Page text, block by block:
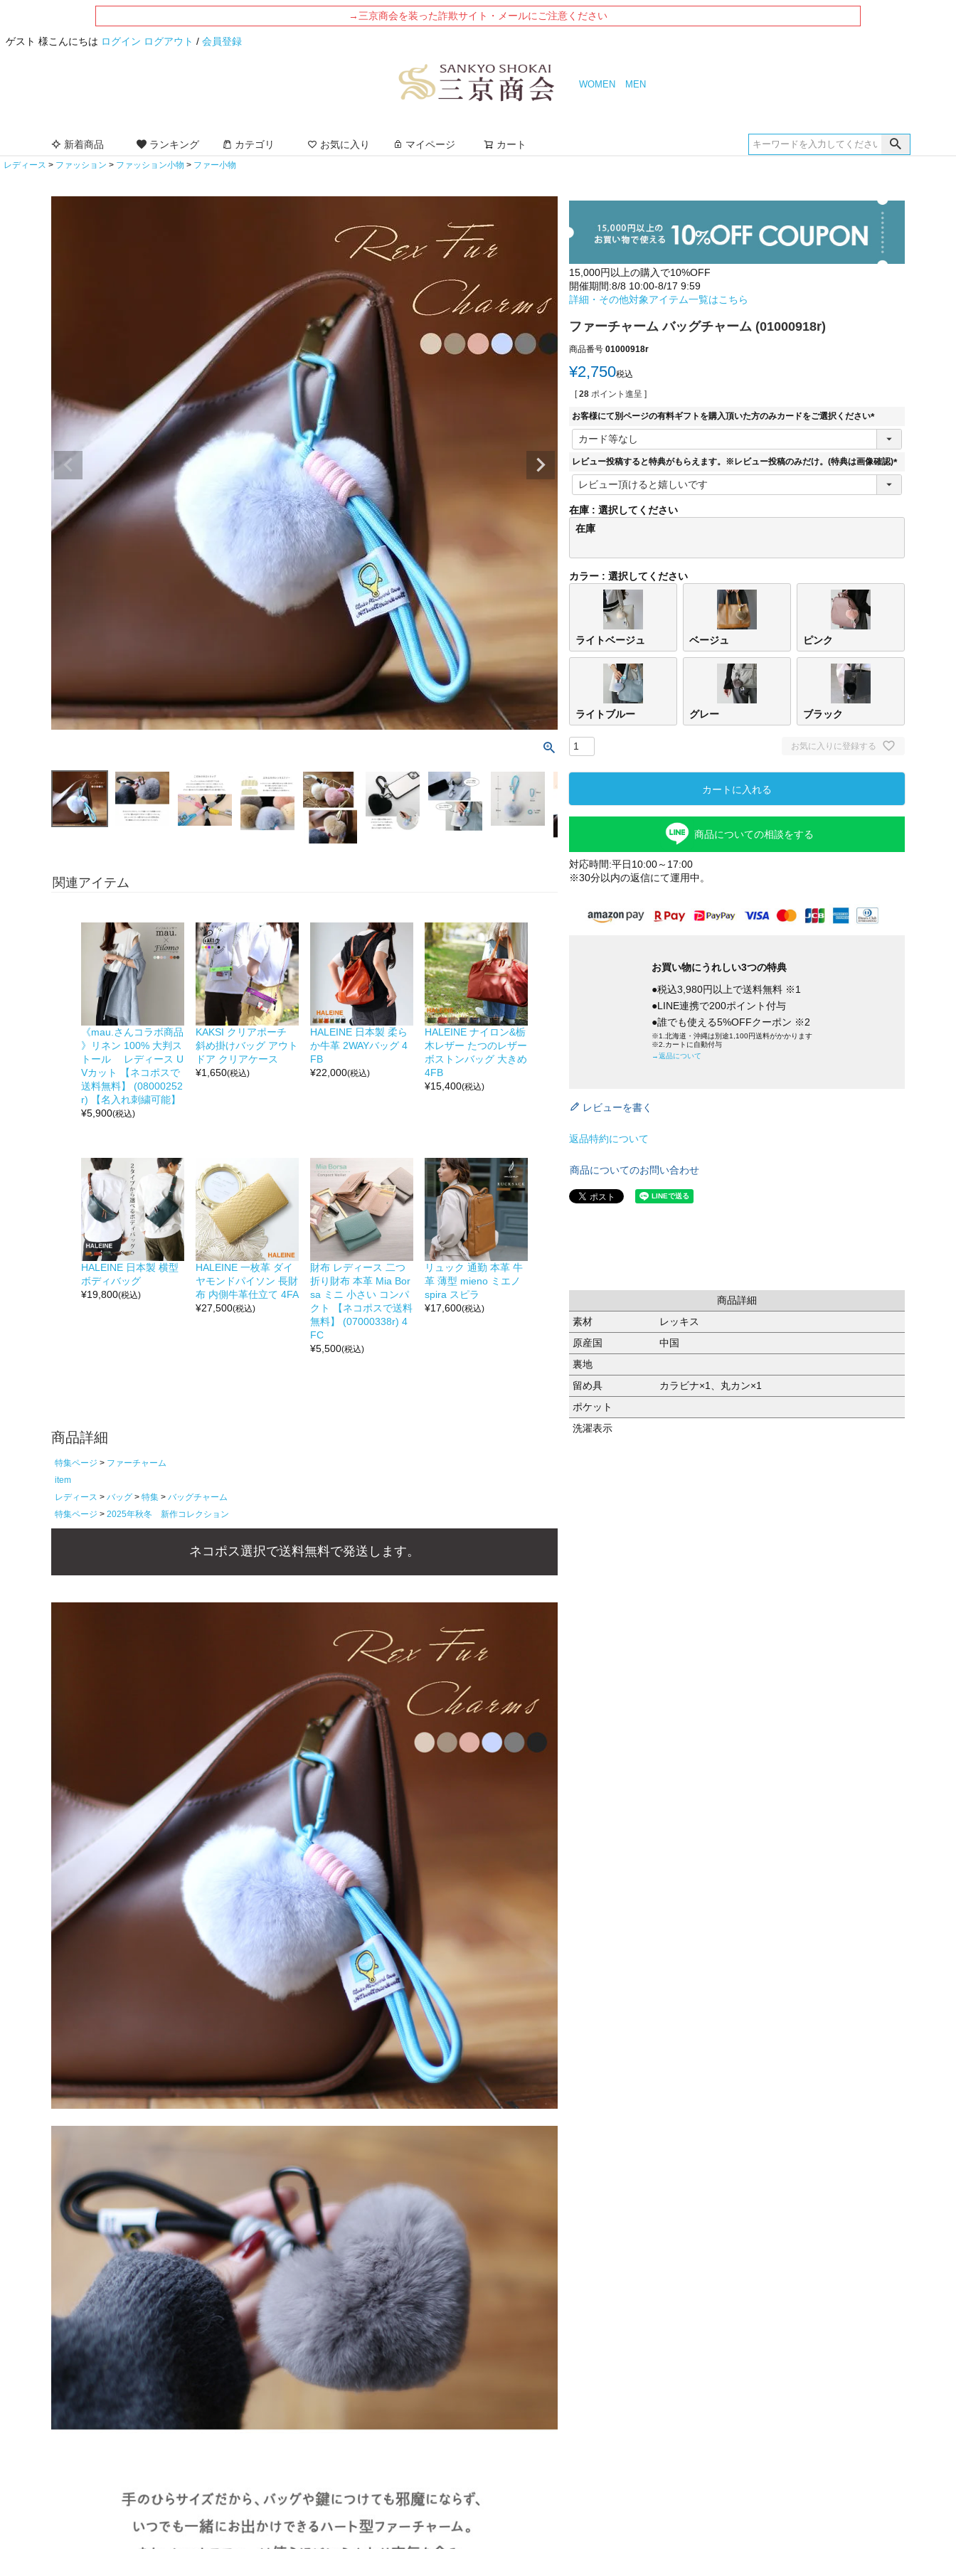
→三京商会を装った詐欺サイト・メールにご注意ください
ゲスト 様こんにちは ログイン ログアウト / 会員登録
WOMEN MEN
新着商品 ランキング カテゴリ お気に入り マイページ カート
レディース ファッション ファッション小物 ファー小物
ライトベー
関連アイテム
《mau.さんコラボ商品
》リネン 100% 大判ス
トール レディース U
Vカット 【ネコポスで
送料無料】 (08000252
r) 【名入れ刺繍可能】
¥5,900(税込)
KAKSI クリアポーチ
斜め掛けバッグ アウト
ドア クリアケース
¥1,650(税込)
HALEINE 日本製 柔ら
か牛革 2WAYバッグ 4
FB
¥22,000(税込)
HALEINE ナイロン&栃
木レザー たつのレザー
ボストンバッグ 大きめ
4FB
¥15,400(税込)
HALEINE 日本製 横型
ボディバッグ
¥19,800(税込)
HALEINE 一枚革 ダイ
ヤモンドパイソン 長財
布 内側牛革仕立て 4FA
¥27,500(税込)
財布 レディース 二つ
折り財布 本革 Mia Bor
sa ミニ 小さい コンパ
クト 【ネコポスで送料
無料】 (07000338r) 4
FC
¥5,500(税込)
リュック 通勤 本革 牛
革 薄型 mieno ミエノ
spira スピラ
¥17,600(税込)
商品詳細
特集ページ
ファーチャーム
item
レディース
バッグ 特集
バッグチャーム
特集ページ
2025年秋冬 新作コレクション
ネコポス選択で送料無料で発送します。
15,000円以上の購入で10%OFF
開催期間:8/8 10:00-8/17 9:59
詳細・その他対象アイテム一覧はこちら
ファーチャーム バッグチャーム (01000918r)
商品番号 01000918r
¥2,750税込
[ 28 ポイント進呈 ]
お客様にて別ページの有料ギフトを購入頂いた方のみカードをご選択ください
(
須
レビュー投稿すると特典がもらえます。※レビュー投稿のみだけ。(特典は画像確認)
(
)
在庫
選択してください
在庫
カラー 選択してください
ライトベージュ ベージュ ピンク
ライトブルー グレー ブラック
お気に入りに登録する
カートに入れる
商品についての相談をする
対応時間:平日10:00～17:00
※30分以内の返信にて運用中。
お買い物にうれしい3つの特典
●税込3,980円以上で送料無料 ※1
●LINE連携で200ポイント付与
●誰でも使える5%OFFクーポン ※2
※1.北海道・沖縄は別途1,100円送料がかかります
※2.カートに自動付与
→返品について
レビューを書く
返品特約について
商品についてのお問い合わせ
商品詳細
素材
レッキス
原産国
中国
裏地
留め具
カラビナ×1、丸カン×1
ポケット
洗濯表示